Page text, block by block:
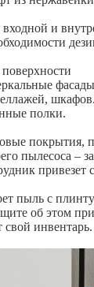
и
полки.
покрытия,
пылесоса –
привезет
пыль с
об этом
свой инвентарь.